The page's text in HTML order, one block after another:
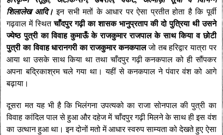
शिलालेख आदि। इन सभी मतों के आधार पर ऐसा प्रतीत होता है कि पूर्वी
गढ़वाल में स्थितचाँदपुर गढ़ी का शासक भानुप्रताप की दो पुत्रिया थी उसने
ज्येष्ठ पुत्री का विवाह कुमाऊँ के राजकुमार राजपाल के साथ किया व छोटी
पुत्री का विवाह धारानगरी का राजकुमार कनकपालजो तब हरिद्वार यात्रा पर
आया था उसके साथ किया था तथा चाँदपुर गढ़ी कनकपाल को ही सौंपकर
अपना बद्रिकाश्रम चले गया था। यहीं से कनकपाल ने पंवार वंश को आगे
बढ़ाया।
दूसरा मत यह भी है कि भिलंगना उपत्यको का राजा सोनपाल की पुत्री का
विवाह कांदिल पाल से हुआ और दहेज में चाँदपुर गढ़ी मिलने के साथ ही इस वंश
का उत्थान हुआ था। इन दोनों मतो में आधार स्वरुप साम्यता को देखते हुए ऐसा